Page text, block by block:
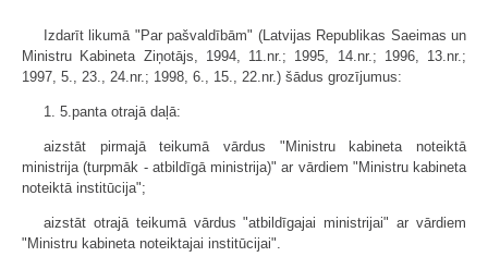
Izdarīt likumā "Par pašvaldībām" (Latvijas Republikas Saeimas un
Ministru Kabineta Ziņotājs, 1994, 11.nr.; 1995, 14.nr.; 1996, 13.nr.;
1997, 5., 23., 24.nr.; 1998, 6., 15., 22.nr.) šādus grozījumus:
1. 5.panta otrajā daļā:
aizstāt pirmajā teikumā vārdus "Ministru kabineta noteiktā
ministrija (turpmāk - atbildīgā ministrija)" ar vārdiem "Ministru kabineta
noteiktā institūcija";
aizstāt otrajā teikumā vārdus "atbildīgajai ministrijai" ar vārdiem
"Ministru kabineta noteiktajai institūcijai".